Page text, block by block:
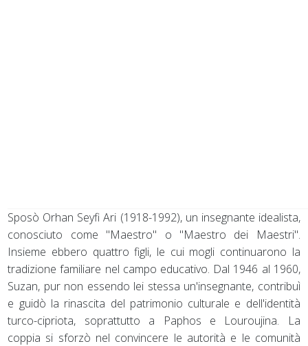
Sposò Orhan Seyfi Ari (1918-1992), un insegnante idealista,
conosciuto come "Maestro" o "Maestro dei Maestri".
Insieme ebbero quattro figli, le cui mogli continuarono la
tradizione familiare nel campo educativo. Dal 1946 al 1960,
Suzan, pur non essendo lei stessa un'insegnante, contribuì
e guidò la rinascita del patrimonio culturale e dell'identità
turco-cipriota, soprattutto a Paphos e Louroujina. La
coppia si sforzò nel convincere le autorità e le comunità